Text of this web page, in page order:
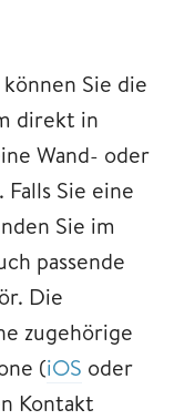
Sie die
direkt in
Wand- oder
Sie eine
Sie im
passende
Die
zugehörige
(iOS oder
Kontakt